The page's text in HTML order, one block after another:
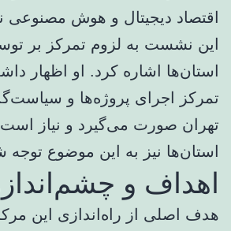
اقتصاد دیجیتال و هوش مصنوعی
این نشست به لزوم تمرکز بر
استان‌ها اشاره کرد. او اظهار
تمرکز اجرای پروژه‌ها و
تهران صورت می‌گیرد و نیاز است
استان‌ها نیز به این موضوع توجه
اهداف و
هدف اصلی از راه‌اندازی این